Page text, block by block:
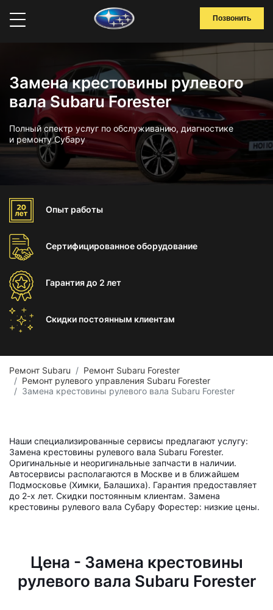
Позвонить
Замена крестовины рулевого
вала Subaru Forester
Полный спектр услуг по обслуживанию, диагностике
и ремонту Субару
Опыт работы
Сертифицированноеоборудование
Гарантиядо 2 лет
Скидки постоянным клиентам
Ремонт Subaru
Ремонт Subaru Forester
Ремонт рулевого управления Subaru Forester
Замена крестовины рулевого вала Subaru Forester
Наши специализированные сервисы предлагают услугу:
Замена крестовины рулевого вала Subaru Forester.
Оригинальные и неоригинальные запчасти в наличии.
Автосервисы располагаются в Москве и в ближайшем
Подмосковье (Химки, Балашиха). Гарантия предоставляет
до 2-х лет. Скидки постоянным клиентам. Замена
крестовины рулевого вала Субару Форестер: низкие цены.
Цена - Замена крестовины
рулевого вала Subaru Forester